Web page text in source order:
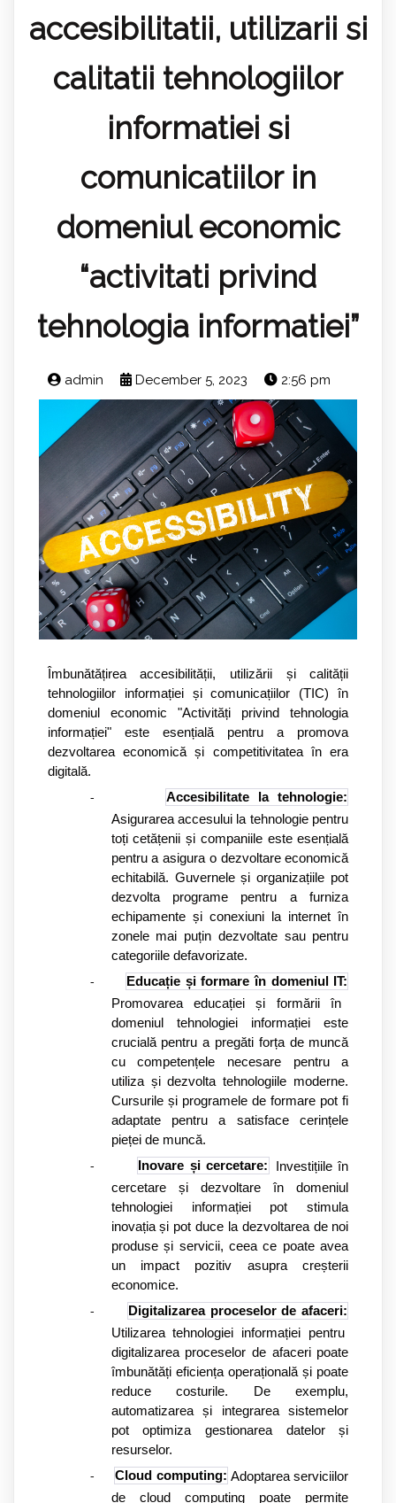
accesibilitatii, utilizarii si
calitatii tehnologiilor
informatiei si
comunicatiilor in
domeniul economic
“activitati privind
tehnologia informatiei”
admin December 5, 2023 2:56 pm
Îmbunătățirea accesibilității, utilizării și calității
tehnologiilor informației și comunicațiilor (TIC) în
domeniul economic "Activități privind tehnologia
informației" este esențială pentru a promova
dezvoltarea economică și competitivitatea în era
digitală.
-
Accesibilitate la tehnologie:
Asigurarea accesului la tehnologie pentru
toți cetățenii și companiile este esențială
pentru a asigura o dezvoltare economică
echitabilă. Guvernele și organizațiile pot
dezvolta programe pentru a furniza
echipamente și conexiuni la internet în
zonele mai puțin dezvoltate sau pentru
categoriile defavorizate.
-
Educație și formare în domeniul IT:
Promovarea educației și formării în
domeniul tehnologiei informației este
crucială pentru a pregăti forța de muncă
cu competențele necesare pentru a
utiliza și dezvolta tehnologiile moderne.
Cursurile și programele de formare pot fi
adaptate pentru a satisface cerințele
pieței de muncă.
- Inovare și cercetare:
Investițiile în
cercetare și dezvoltare în domeniul
tehnologiei informației pot stimula
inovația și pot duce la dezvoltarea de noi
produse și servicii, ceea ce poate avea
un impact pozitiv asupra creșterii
economice.
-
Digitalizarea proceselor de afaceri:
Utilizarea tehnologiei informației pentru
digitalizarea proceselor de afaceri poate
îmbunătăți eficiența operațională și poate
reduce costurile. De exemplu,
automatizarea și integrarea sistemelor
pot optimiza gestionarea datelor și
resurselor.
- Cloud computing: Adoptarea serviciilor
de cloud computing poate permite